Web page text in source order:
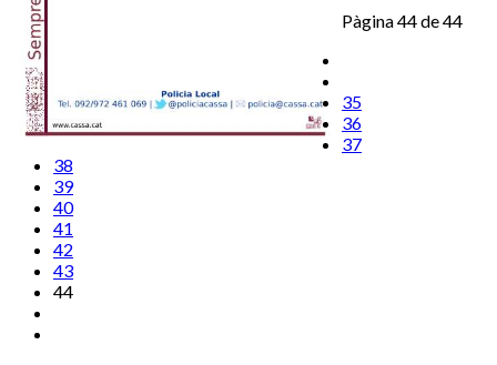
Pàgina 44 de 44
35
36
37
38
39
40
41
42
43
44